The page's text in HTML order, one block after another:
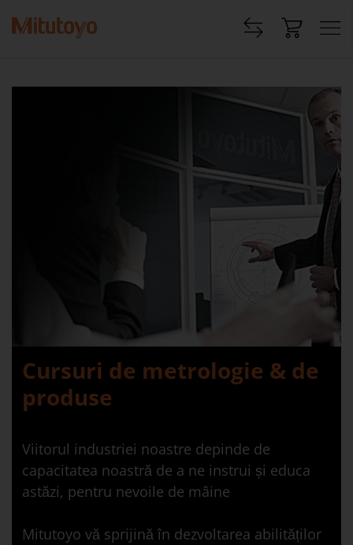
Cursuri de metrologie & de
produse
Viitorul industriei noastre depinde de
capacitatea noastră de a ne instrui și educa
astăzi, pentru nevoile de mâine
Mitutoyo vă sprijină în dezvoltarea abilităților